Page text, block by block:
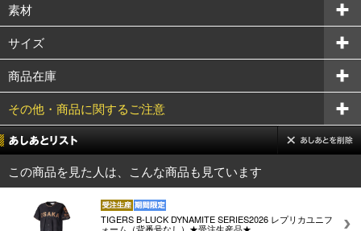
素材
サイズ
商品在庫
その他・商品に関するご注意
この商品を見た人は、こんな商品も見ています
TIGERS B-LUCK DYNAMITE SERIES2026 レプリカユニフ